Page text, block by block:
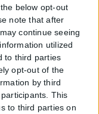
below opt-out
note that after
continue seeing
utilized
to third parties
opt-out of the
by third
This
to third parties on